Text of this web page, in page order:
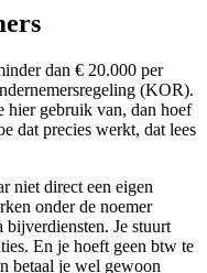
dan € 20.000 per
(KOR).
gebruik van, dan hoef
dat precies werkt, dat lees
niet direct een eigen
onder de noemer
Je stuurt
En je hoeft geen btw te
betaal je wel gewoon